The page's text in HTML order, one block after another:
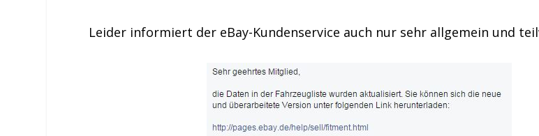
Leider informiert der eBay-Kundenservice auch nur sehr allgemein und